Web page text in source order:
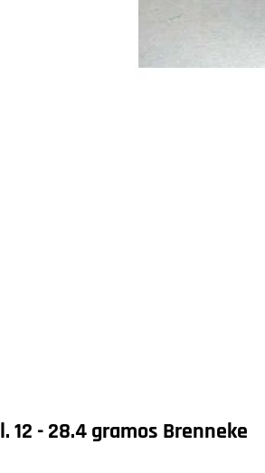
12 - 28.4 gramos Brenneke